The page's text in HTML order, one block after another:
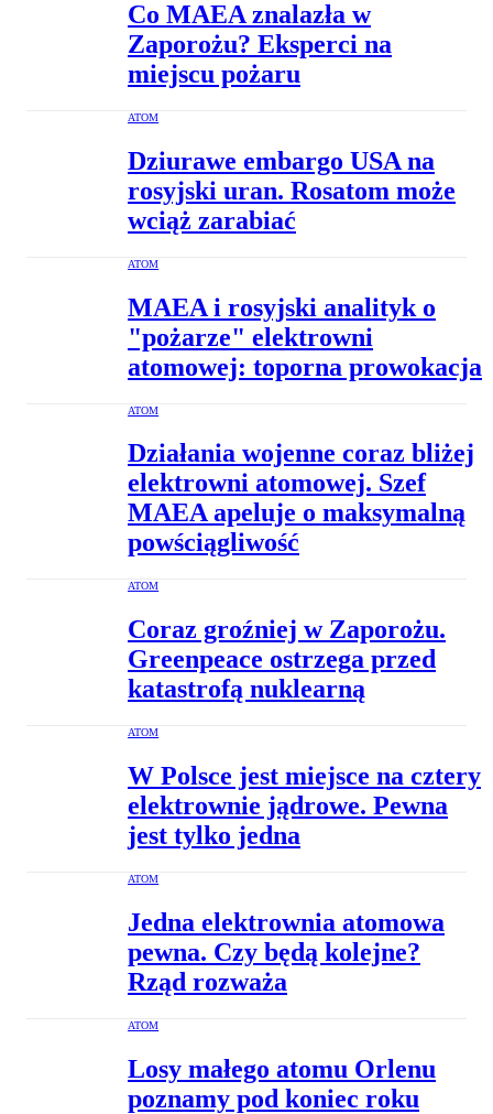
Co MAEA znalazła w
Zaporożu? Eksperci na
miejscu pożaru
ATOM
Dziurawe embargo USA na
rosyjski uran. Rosatom może
wciąż zarabiać
ATOM
MAEA i rosyjski analityk o
"pożarze" elektrowni
atomowej: toporna prowokacja
ATOM
Działania wojenne coraz bliżej
elektrowni atomowej. Szef
MAEA apeluje o maksymalną
powściągliwość
ATOM
Coraz groźniej w Zaporożu.
Greenpeace ostrzega przed
katastrofą nuklearną
ATOM
W Polsce jest miejsce na cztery
elektrownie jądrowe. Pewna
jest tylko jedna
ATOM
Jedna elektrownia atomowa
pewna. Czy będą kolejne?
Rząd rozważa
ATOM
Losy małego atomu Orlenu
poznamy pod koniec roku